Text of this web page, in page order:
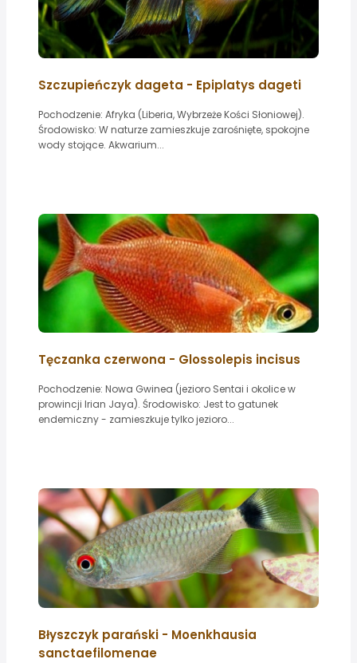
Szczupieńczyk dageta - Epiplatys dageti
Pochodzenie: Afryka (Liberia, Wybrzeże Kości Słoniowej).
Środowisko: W naturze zamieszkuje zarośnięte, spokojne
wody stojące. Akwarium...
Tęczanka czerwona - Glossolepis incisus
Pochodzenie: Nowa Gwinea (jezioro Sentai i okolice w
prowincji Irian Jaya). Środowisko: Jest to gatunek
endemiczny - zamieszkuje tylko jezioro...
Błyszczyk parański - Moenkhausia
sanctaefilomenae